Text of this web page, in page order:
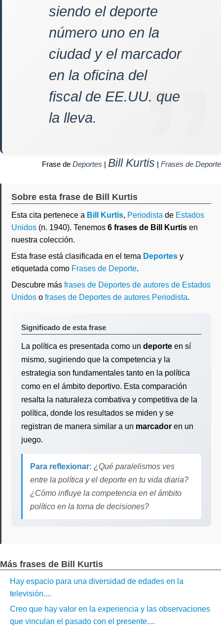
siendo el deporte
número uno en la
ciudad y el marcador
en la oficina del
fiscal de EE.UU. que
la lleva.
Frase de Deportes | Bill Kurtis | Frases de Deporte
Sobre esta frase de Bill Kurtis
Esta cita pertenece a Bill Kurtis, Periodista de Estados
Unidos (n. 1940). Tenemos 6 frases de Bill Kurtis en
nuestra colección.
Esta frase está clasificada en el tema Deportes y
etiquetada como Frases de Deporte.
Descubre más frases de Deportes de autores de Estados
Unidos o frases de Deportes de autores Periodista.
Significado de esta frase
La política es presentada como un deporte en sí
mismo, sugiriendo que la competencia y la
estrategia son fundamentales tanto en la política
como en el ámbito deportivo. Esta comparación
resalta la naturaleza combativa y competitiva de la
política, donde los resultados se miden y se
registran de manera similar a un marcador en un
juego.
Para reflexionar: ¿Qué paralelismos ves
entre la política y el deporte en tu vida diaria?
¿Cómo influye la competencia en el ámbito
político en la toma de decisiones?
Más frases de Bill Kurtis
Hay espacio para una diversidad de edades en la
televisión....
Creo que hay valor en la experiencia y las observaciones
que vinculan el pasado con el presente....